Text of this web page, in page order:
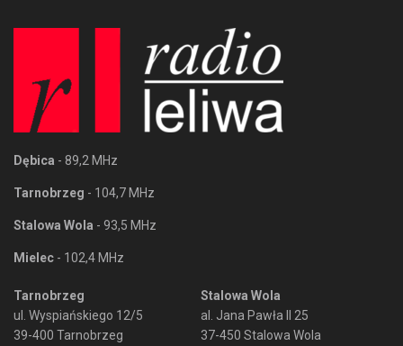
Dębica - 89,2 MHz
Tarnobrzeg - 104,7 MHz
Stalowa Wola - 93,5 MHz
Mielec - 102,4 MHz
Tarnobrzeg
ul. Wyspiańskiego 12/5
39-400 Tarnobrzeg
Stalowa Wola
al. Jana Pawła II 25
37-450 Stalowa Wola